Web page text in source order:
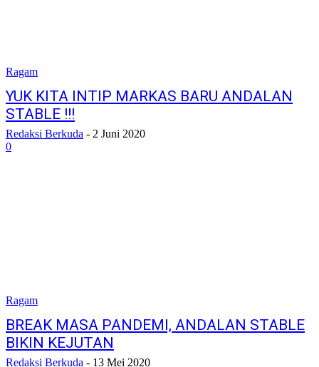
Ragam
YUK KITA INTIP MARKAS BARU ANDALAN
STABLE !!!
Redaksi Berkuda - 2 Juni 2020
0
Ragam
BREAK MASA PANDEMI, ANDALAN STABLE
BIKIN KEJUTAN
Redaksi Berkuda - 13 Mei 2020